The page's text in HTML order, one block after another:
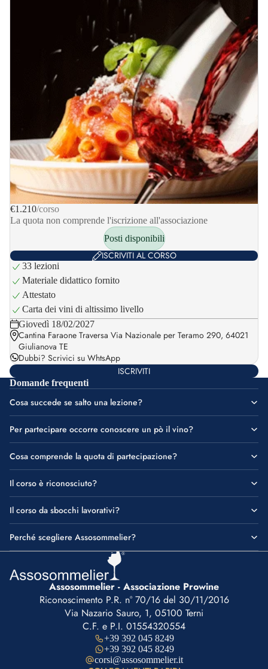
€1.210/corso
La quota non comprende l'iscrizione all'associazione
Posti disponibili
ISCRIVITI AL CORSO
33 lezioni
Materiale didattico fornito
Attestato
Carta dei vini di altissimo livello
Giovedì 18/02/2027
Cantina Faraone Traversa Via Nazionale per Teramo 290, 64021
Giulianova TE
Dubbi? Scrivici su WhtsApp
ISCRIVITI
Domande frequenti
Cosa succede se salto una lezione?
Per partecipare occorre conoscere un pò il vino?
Cosa comprende la quota di partecipazione?
Il corso è riconosciuto?
Il corso da sbocchi lavorativi?
Perché scegliere Assosommelier?
Assosommelier - Associazione Prowine
Riconoscimento P.R. n° 70/16 del 30/11/2016
Via Nazario Sauro, 1, 05100 Terni
C.F. e P.I. 01554320554
+39 392 045 8249
+39 392 045 8249
corsi@assosommelier.it